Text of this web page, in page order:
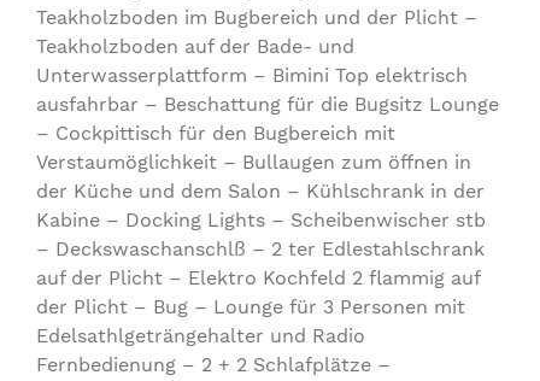
Teakholzboden im Bugbereich und der Plicht –
Teakholzboden auf der Bade- und
Unterwasserplattform – Bimini Top elektrisch
ausfahrbar – Beschattung für die Bugsitz Lounge
– Cockpittisch für den Bugbereich mit
Verstaumöglichkeit – Bullaugen zum öffnen in
der Küche und dem Salon – Kühlschrank in der
Kabine – Docking Lights – Scheibenwischer stb
– Deckswaschanschlß – 2 ter Edlestahlschrank
auf der Plicht – Elektro Kochfeld 2 flammig auf
der Plicht – Bug – Lounge für 3 Personen mit
Edelsathlgeträngehalter und Radio
Fernbedienung – 2 + 2 Schlafplätze –